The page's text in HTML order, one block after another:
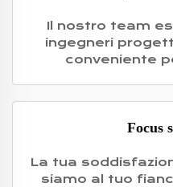
Il nostro team
ingegneri
conveniente
Focus
La tua
siamo al tuo